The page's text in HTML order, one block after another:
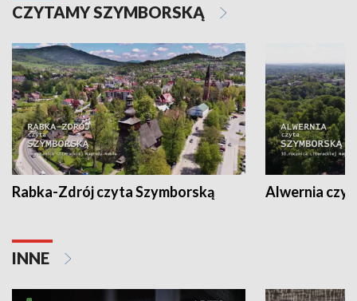
CZYTAMY SZYMBORSKĄ
Rabka-Zdrój czyta Szymborską Alwernia
INNE